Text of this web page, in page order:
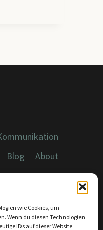
wie Cookies, um
Wenn du diesen Technologien
IDs auf dieser Website
Blog
About
Impressum